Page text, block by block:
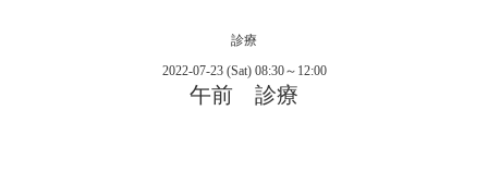
診療
2022-07-23 (Sat) 08:30～12:00
午前 診療